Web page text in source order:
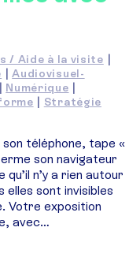
/ Aide à la visite
|Audiovisuel-
Numérique
Stratégie
son téléphone, tape «
son navigateur
n’y a rien autour
elles sont invisibles
Votre exposition
avec…